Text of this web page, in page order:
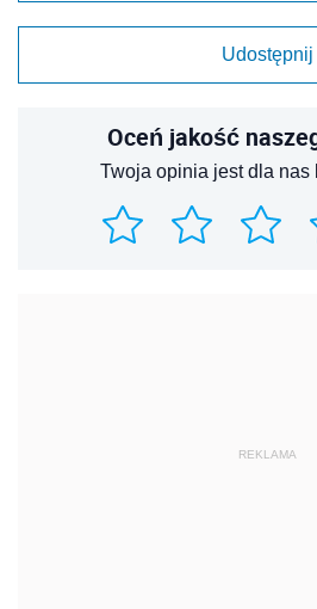
Udostępnij
Oceń jakość
Twoja opinia jest dla nas
REKLAMA